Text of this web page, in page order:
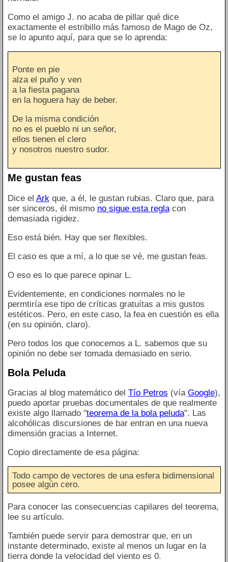
Como el amigo J. no acaba de pillar qué dice
exactamente el estribillo más famoso de Mago de Oz,
se lo apunto aquí, para que se lo aprenda:
Ponte en pie
alza el puño y ven
a la fiesta pagana
en la hoguera hay de beber.
De la misma condición
no es el pueblo ni un señor,
ellos tienen el clero
y nosotros nuestro sudor.
Me gustan feas
Dice el Ark que, a él, le gustan rubias. Claro que, para
ser sinceros, él mismo no sigue esta reglacon
demasiada rigidez.
Eso está bién. Hay que ser flexibles.
El caso es que a mí, a lo que se vé, me gustan feas.
O eso es lo que parece opinar L.
Evidentemente, en condiciones normales no le
permtiría ese tipo de críticas gratuítas a mis gustos
estéticos. Pero, en este caso, la fea en cuestión es ella
(en su opinión, claro).
Pero todos los que conocemos a L. sabemos que su
opinión no debe ser tomada demasiado en serio.
Bola Peluda
Gracias al blog matemático del Tío Petros (vía Google),
puedo aportar pruebas documentales de que realmente
existe algo llamado "teorema de la bola peluda". Las
alcohólicas discursiones de bar entran en una nueva
dimensión gracias a Internet.
Copio directamente de esa página:
Todo campo de vectores de una esfera bidimensional
posee algún cero.
Para conocer las consecuencias capilares del teorema,
lee su artículo.
También puede servir para demostrar que, en un
instante determinado, existe al menos un lugar en la
tierra donde la velocidad del viento es 0.